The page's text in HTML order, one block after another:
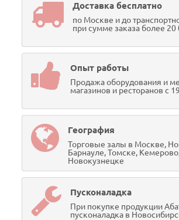
Доставка бесплатно
по Москве и до
при сумме заказа более 20
Опыт работы
Продажа оборудования и
магазинов и ресторанов с
География
Торговые залы в Москве,
Барнауле, Томске,
Новокузнецке
Пусконаладка
При покупке продукции
пусконаладка в